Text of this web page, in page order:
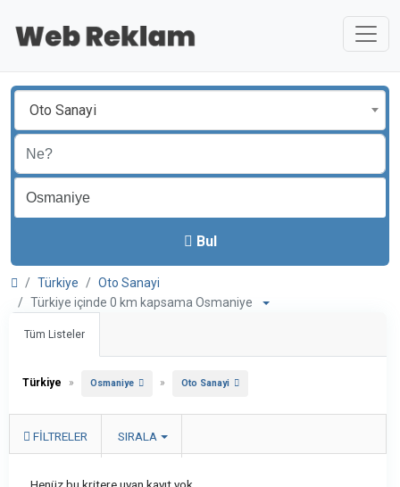
Oto Sanayi
Bul
Türkiye
Oto Sanayi
Türkiye içinde 0 km kapsama Osmaniye
Tüm Listeler
Türkiye » Osmaniye » Oto Sanayi
FILTRELER SIRALA